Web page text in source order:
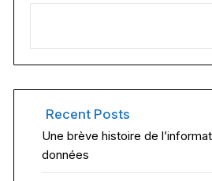
Recent Posts
Une brève histoire de
données